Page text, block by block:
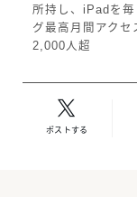
所持し、iPadを
グ最高月間アク
2,000人超
ポストする